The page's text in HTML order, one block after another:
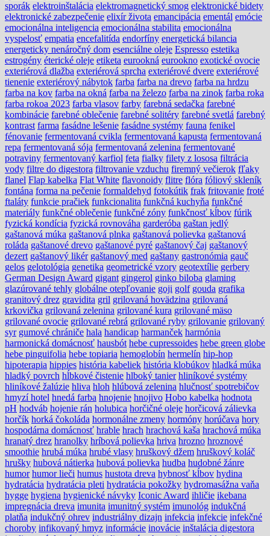
sporák elektroinštalácia elektromagnetický smog elektronické bidety
elektronické zabezpečenie elixír života emancipácia ementál emócie
emocionálna inteligencia emocionálna stabilita emocionálna
vyspelosť empatia encefalitída endorfíny energetická bilancia
energeticky nenáročný dom esenciálne oleje Espresso estetika
estrogény éterické oleje etiketa eurookná eurookno exotické ovocie
exteriérová dlažba exteriérová sprcha exteriérové dvere exteriérové
tienenie exteriérový nábytok farba farba na drevo farba na hrdzu
farba na kov farba na okná farba na železo farba na zinok farba roka
farba rokoa 2023 farba vlasov farby farebná sedačka farebné
kombinácie farebné oblečenie farebné solitéry farebné svetlá farebný
kontrast farma fasádne lešenie fasádne systémy fauna fenikel
fénovanie fermentovaná cvikla fermentovaná kapusta fermentovaná
repa fermentovaná sója fermentovaná zelenina fermentované
potraviny fermentovaný karfiol feta fialky filety z lososa filtrácia
vody filtre do digestora filtrovanie vzduchu firemný večierok fľaky
flanel Flap kabelka Flat White flavonoidy flitre flóra fóliový skleník
fontána forma na pečenie formaldehyd fotokútik frak fritovanie froté
ftaláty funkcie pračiek funkcionalita funkčná kuchyňa funkčné
materiály funkčné oblečenie funkčné zóny funkčnosť kĺbov fúrik
fyzická kondícia fyzická rovnováha garderóba gaštan jedlý
gaštanová múka gaštanová plnka gaštanová polievka gaštanová
roláda gaštanové drevo gaštanové pyré gaštanový čaj gaštanový
dezert gaštanový likér gaštanový med gaštany gastronómia gauč
gelos gelotológia genetika geometrické vzory geotextílie gerbery
German Design Award gigant gingerol ginko biloba glaming
glazúrované tehly globálne otepľovanie goji golf gouda grafika
granitový drez gravidita gril grilovaná hovädzina grilovaná
krkovička grilovaná zelenina grilované kura grilované mäso
grilované ovocie grilované rebrá grilované ryby grilovanie grilovaný
syr gumové chrániče hala handicap harmanček harmónia
harmonická domácnosť hausbót hebe cupressoides hebe green globe
hebe pinguifolia hebe topiaria hemoglobín hermelín hip-hop
hipoterapia hippies história kabeliek história klobúkov hladká múka
hladký povrch hĺbkové čistenie hlboký tanier hliníkové systémy
hliníkové žalúzie hliva hloh hlúbová zelenina hlučnosť spotrebičov
hmyzí hotel hnedá farba hnojenie hnojivo Hobo kabelka hodnota
pH hodváb hojenie rán holubica horčičné oleje horčicová zálievka
horčík horká čokoláda hormonálne zmeny hormóny horúčava hory
hospodárna domácnosť hrable hrach hrachová kaša hrachová múka
hranatý drez hranolky hríbová polievka hriva hrozno hroznové
smoothie hrubá múka hrubé vlasy hruškový džem hruškový koláč
hrušky hubová nátierka hubová polievka hudba hudobné žánre
humor humor lieči humus hustota dreva hybnosť kĺbov hydina
hydratácia hydratácia pleti hydratácia pokožky hydromasážna vaňa
hygge hygiena hygienické návyky Iconic Award ihličie ikebana
impregnácia dreva imunita imunitný systém imunológ indukčná
platňa indukčný ohrev industriálny dizajn infekcia infekcie infekčné
choroby infikovaný hmyz informácie inovácie inštalácia digestora